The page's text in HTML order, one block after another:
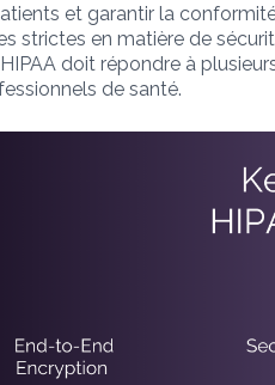
et garantir la
strictes en matière de
doit répondre à
de santé.